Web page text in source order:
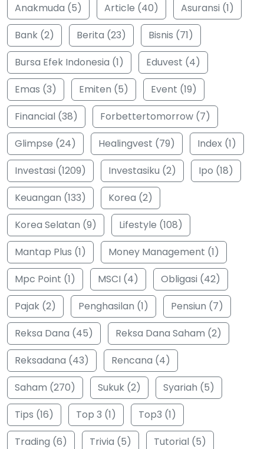
Anakmuda (5) Article (40)
Asuransi (1)
Bank (2)
Berita (23)
Bisnis (71)
Bursa Efek Indonesia (1)
Eduvest (4)
Emas (3)
Emiten (5)
Event (19)
Financial (38)
Forbettertomorrow (7)
Glimpse (24)
Healingvest (79)
Index (1)
Investasi (1209)
Investasiku (2)
Ipo (18)
Keuangan (133)
Korea (2)
Korea Selatan (9)
Lifestyle (108)
Mantap Plus (1)
Money Management (1)
Mpc Point (1)
MSCI (4)
Obligasi (42)
Pajak (2)
Penghasilan (1)
Pensiun (7)
Reksa Dana (45)
Reksa Dana Saham (2)
Reksadana (43)
Rencana (4)
Saham (270)
Sukuk (2)
Syariah (5)
Tips (16)
Top 3 (1)
Top3 (1)
Trading (6)
Trivia (5)
Tutorial (5)